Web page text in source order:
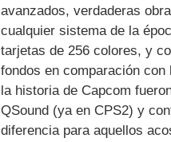
avanzados, verdaderas
cualquier sistema de la
tarjetas de 256 colores, y
fondos en comparación
la historia de Capcom
QSound (ya en CPS2) y
diferencia para aquellos